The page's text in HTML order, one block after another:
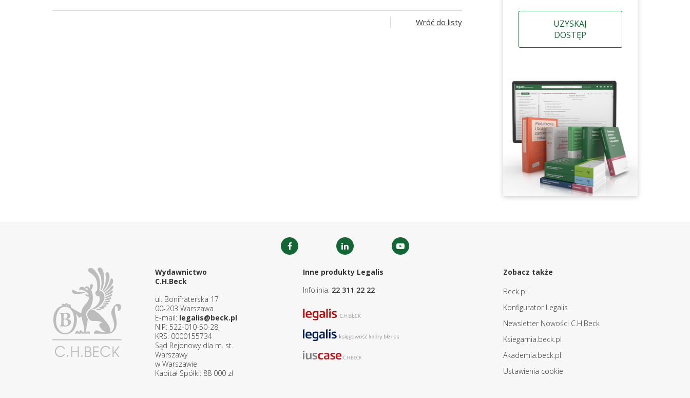
Wróć do listy
UZYSKAJ
DOSTĘP
Wydawnictwo
C.H.Beck
ul. Bonifraterska 17
00-203 Warszawa
E-mail: legalis@beck.pl
NIP: 522-010-50-28,
KRS: 0000155734
Sąd Rejonowy dla m. st.
Warszawy
w Warszawie
Kapitał Spółki: 88 000 zł
Inne produkty Legalis
Infolinia: 22 311 22 22
Zobacz także
Beck.pl
Konfigurator Legalis
Newsletter Nowości C.H.Beck
Ksiegarnia.beck.pl
Akademia.beck.pl
Ustawienia cookie